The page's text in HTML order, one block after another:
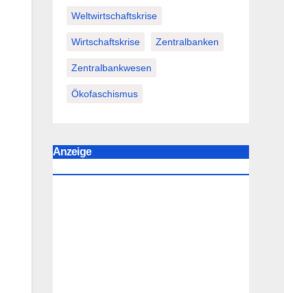
Weltwirtschaftskrise
Wirtschaftskrise Zentralbanken
Zentralbankwesen
Ökofaschismus
Anzeige